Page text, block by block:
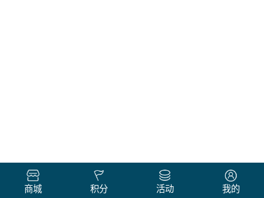
商城 积分 活动 我的